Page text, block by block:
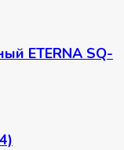
ETERNA SQ-